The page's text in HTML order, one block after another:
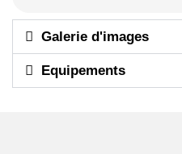
Galerie d'images
Equipements